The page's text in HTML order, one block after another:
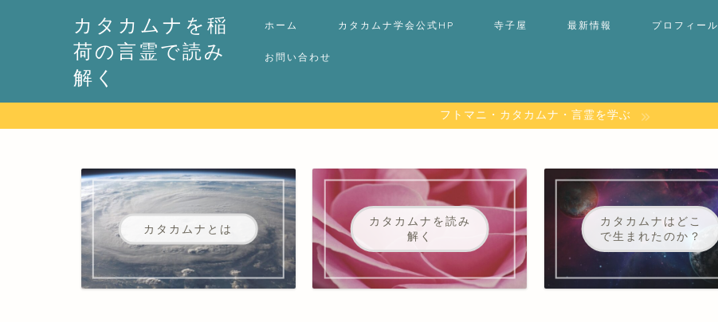
カタカムナを稲
荷の言霊で読み
解く
ホーム カタカムナ学会公式HP 寺子屋 最新情報 プロフィール
お問い合わせ
フトマニ・カタカムナ・言霊を学ぶ
カタカムナとは
カタカムナを読み
解く
カタカムナはどこ
で生まれたのか？